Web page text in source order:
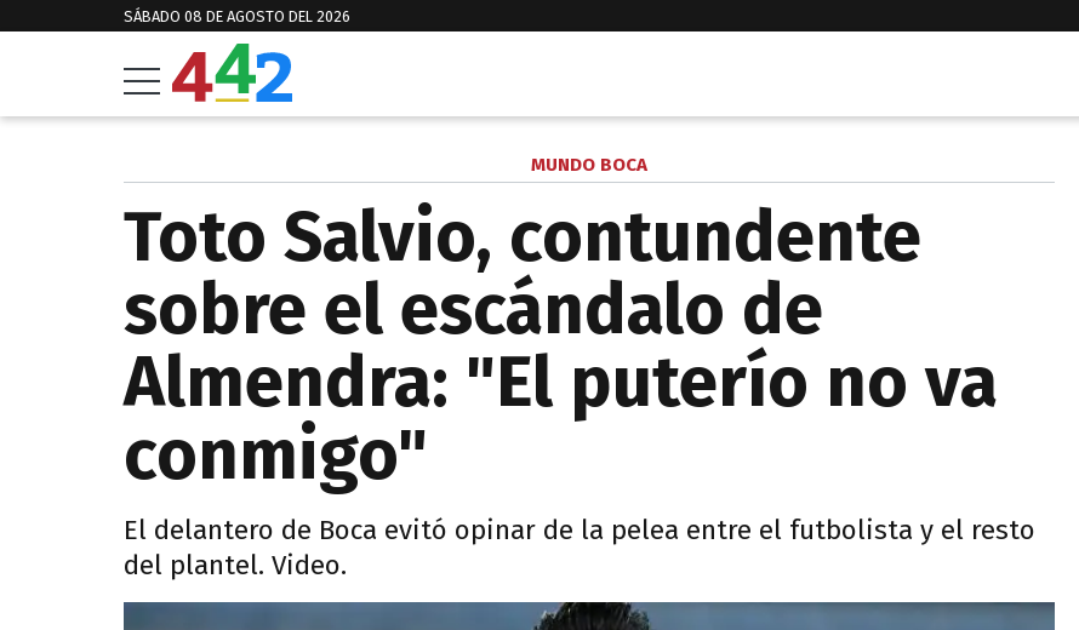
SÁBADO 08 DE AGOSTO DEL 2026
MUNDO BOCA
Toto Salvio, contundente
sobre el escándalo de
Almendra: "El puterío no va
conmigo"
El delantero de Boca evitó opinar de la pelea entre el futbolista y el resto
del plantel. Video.